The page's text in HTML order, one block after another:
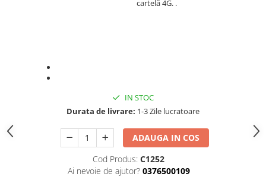
cartelă 4G. .
IN STOC
Durata de livrare: 1-3 Zile lucratoare
ADAUGA IN COS
Cod Produs: C1252
Ai nevoie de ajutor? 0376500109